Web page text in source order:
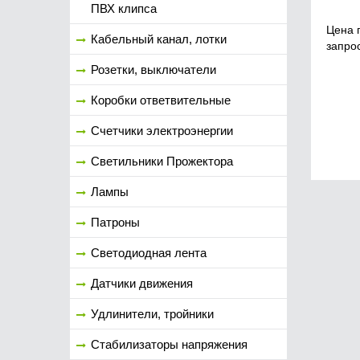
ПВХ клипса
Кабельный канал, лотки
Розетки, выключатели
Коробки ответвительные
Счетчики электроэнергии
Светильники Прожектора
Лампы
Патроны
Светодиодная лента
Датчики движения
Удлинители, тройники
Стабилизаторы напряжения
Цена